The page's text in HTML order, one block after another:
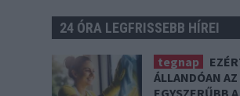
24 ÓRA LEGFRISSEBB HÍREI
tegnap
ÁLLANDÓAN
EGYSZERŰBB